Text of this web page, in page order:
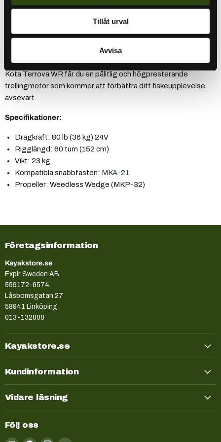
Tillåt urval
Avvisa
vind genom att automatiskt justera hastighet och riktning,
vilket gör att du kan hålla båten på rätt kurs längs djupkurvor
För säker installation rekommenderas alltid användning av Minn
Kotas 60A säkring och ett kompatibelt snabbläste. Med Minn
Kota Terrova WR får du en pålitlig och högpresterande
trollingmotor som kommer att förbättra ditt fiskeupplevelse
avsevärt.
Specifikationer:
Dragkraft: 80 lb (36 kg) 24V
Rigglängd: 60 tum (152 cm)
Vikt: 23 kg
Kompatibla snabbfästen: MKA-21
Propeller: Weedless Wedge (MKP-32)
Företagsinformation
Kayakstore.se
Explr Sweden AB
559172-6574
Låsbomsgatan 27
58941 Linköping
013-132808
Kayakstore.se
Kundinformation
Vidare läsning
Följ oss